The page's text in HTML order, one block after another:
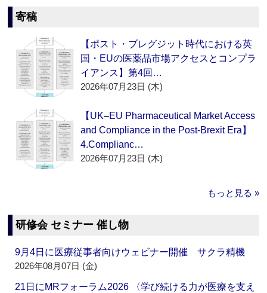
寄稿
【ポスト・ブレグジット時代における英
国・EUの医薬品市場アクセスとコンプラ
イアンス】第4回…
2026年07月23日 (木)
【UK–EU Pharmaceutical Market Access
and Compliance in the Post-Brexit Era】
4.Complianc…
2026年07月23日 (木)
もっと見る »
研修会 セミナー 催し物
9月4日に医療従事者向けウェビナー開催 サクラ精機
2026年08月07日 (金)
21日にMRフォーラム2026 〈学び続ける力が医療を支え